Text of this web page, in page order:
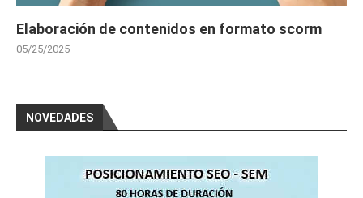
Elaboración de contenidos en formato scorm
05/25/2025
NOVEDADES